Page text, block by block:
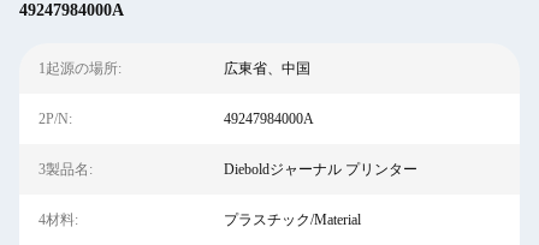
49247984000A
1起源の場所: 広東省、中国
2P/N: 49247984000A
3製品名: Dieboldジャーナル プリンター
4材料: プラスチック/Material